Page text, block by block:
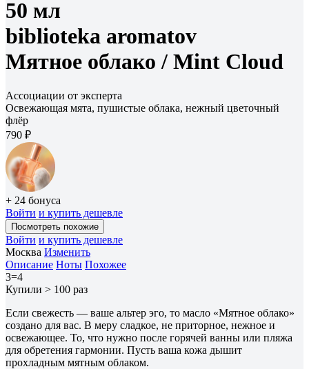
50 мл
biblioteka aromatov
Мятное облако / Mint Cloud
Ассоциации от эксперта
Освежающая мята, пушистые облака, нежный цветочный
флёр
790 ₽
+ 24 бонуса
Войти и купить дешевле
Посмотреть похожие
Войти и купить дешевле
Москва Изменить
Описание Ноты Похожее
3=4
Купили > 100 раз
Если свежесть — ваше альтер эго, то масло «Мятное облако»
создано для вас. В меру сладкое, не приторное, нежное и
освежающее. То, что нужно после горячей ванны или пляжа
для обретения гармонии. Пусть ваша кожа дышит
прохладным мятным облаком.